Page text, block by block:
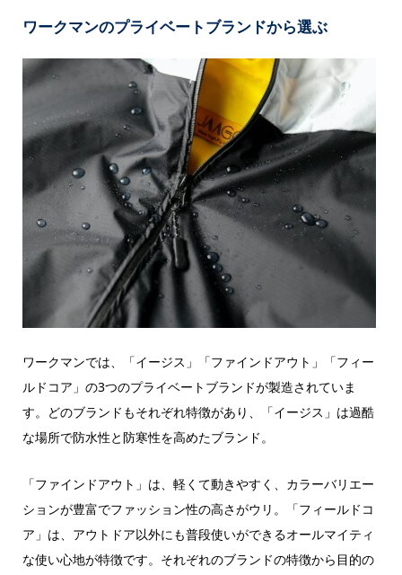
ワークマンのプライベートブランドから選ぶ
ワークマンでは、「イージス」「ファインドアウト」「フィー
ルドコア」の3つのプライベートブランドが製造されていま
す。どのブランドもそれぞれ特徴があり、「イージス」は過酷
な場所で防水性と防寒性を高めたブランド。
「ファインドアウト」は、軽くて動きやすく、カラーバリエー
ションが豊富でファッション性の高さがウリ。「フィールドコ
ア」は、アウトドア以外にも普段使いができるオールマイティ
な使い心地が特徴です。それぞれのブランドの特徴から目的の